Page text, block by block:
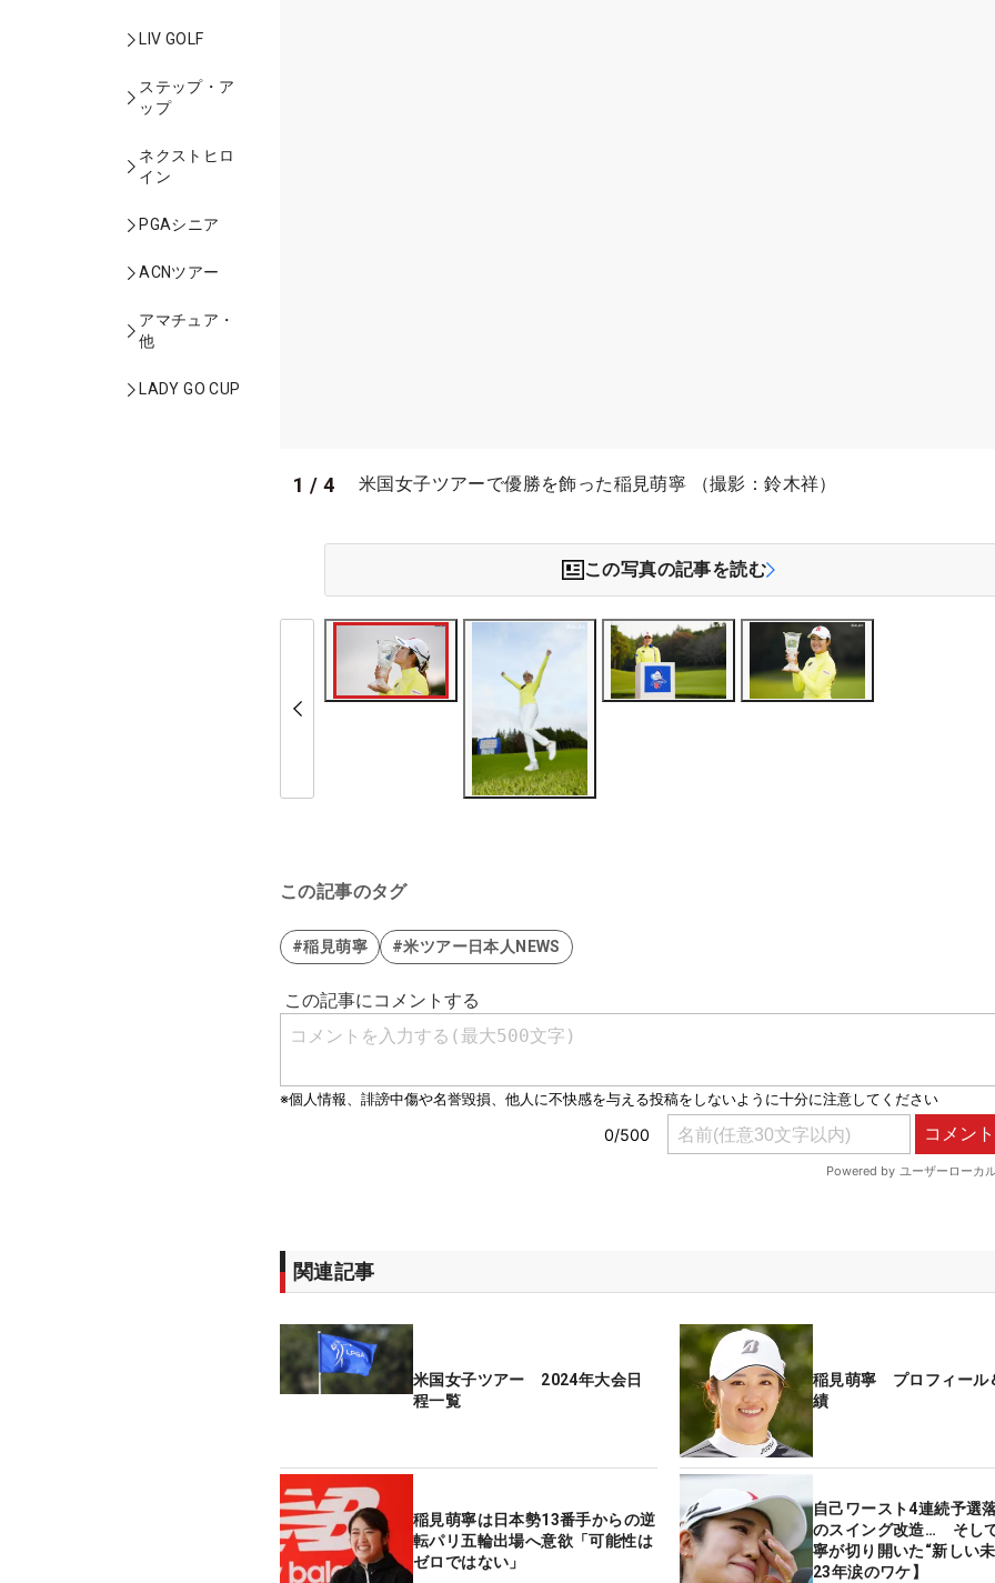
LIV GOLF
ステップ・ア
ップ
ネクストヒロ
イン
PGAシニア
ACNツアー
アマチュア・
他
LADY GO CUP
1 / 4 米国女子ツアーで優勝を飾った稲見萌寧 （撮影：鈴木祥）
この写真の記事を読む
この記事のタグ
#稲見萌寧 #米ツアー日本人NEWS
関連記事
米国女子ツアー 2024年大会日
程一覧
稲見萌寧 プロフィール
績
稲見萌寧は日本勢13番手からの逆
転パリ五輪出場へ意欲「可能性は
ゼロではない」
自己ワースト4連続予選
のスイング改造… そし
寧が切り開いた“新しい
23年涙のワケ】